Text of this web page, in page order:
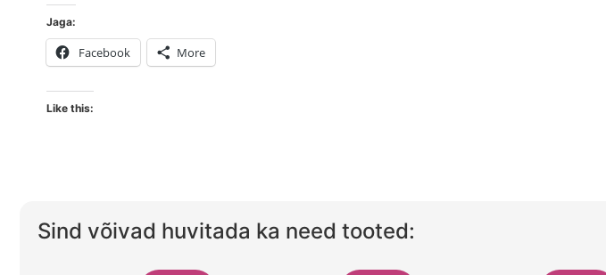
Jaga:
Facebook More
Like this:
Sind võivad huvitada ka need tooted: